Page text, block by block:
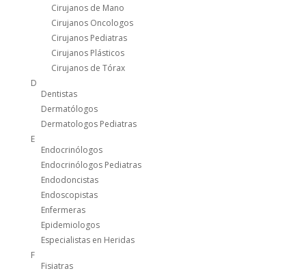
Cirujanos de Mano
Cirujanos Oncologos
Cirujanos Pediatras
Cirujanos Plásticos
Cirujanos de Tórax
D
Dentistas
Dermatólogos
Dermatologos Pediatras
E
Endocrinólogos
Endocrinólogos Pediatras
Endodoncistas
Endoscopistas
Enfermeras
Epidemiologos
Especialistas en Heridas
F
Fisiatras